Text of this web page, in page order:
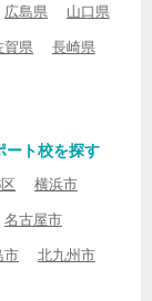
広島県 山口県
賀県 長崎県
ート校を探す
横浜市
名古屋市
市 北九州市